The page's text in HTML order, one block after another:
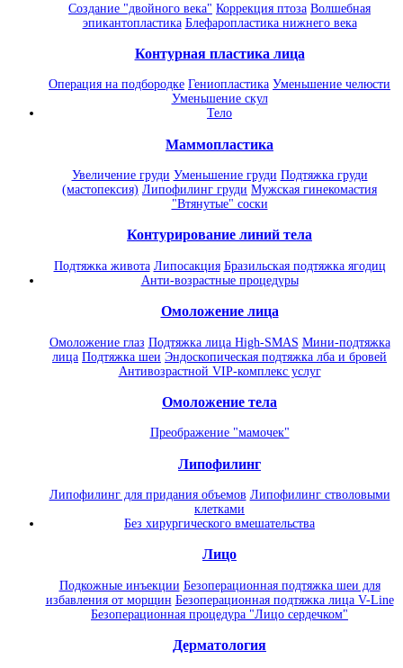
Создание "двойного века" Коррекция птоза Волшебная
эпикантопластика Блефаропластика нижнего века
Контурная пластика лица
Операция на подбородке Гениопластика Уменьшение челюсти
Уменьшение скул
Тело
Маммопластика
Увеличение груди Уменьшение груди Подтяжка груди
(мастопексия) Липофилинг груди Мужская гинекомастия
"Втянутые" соски
Контурирование линий тела
Подтяжка живота Липосакция Бразильская подтяжка ягодиц
Анти-возрастные процедуры
Омоложение лица
Омоложение глаз Подтяжка лица High-SMAS Мини-подтяжка
лица Подтяжка шеи Эндоскопическая подтяжка лба и бровей
Антивозрастной VIP-комплекс услуг
Омоложение тела
Преображение "мамочек"
Липофилинг
Липофилинг для придания объемов Липофилинг стволовыми
клетками
Без хирургического вмешательства
Лицо
Подкожные инъекции Безоперационная подтяжка шеи для
избавления от морщин Безоперационная подтяжка лица V-Line
Безоперационная процедура "Лицо сердечком"
Дерматология